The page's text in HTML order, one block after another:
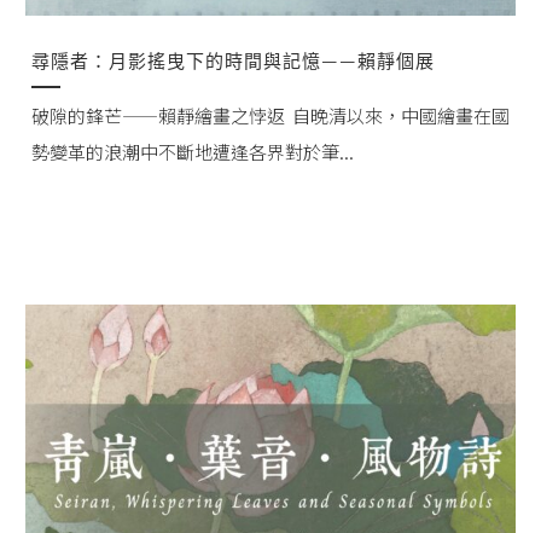
尋隱者：月影搖曳下的時間與記憶——賴靜個展
破隙的鋒芒——賴靜繪畫之悖返 自晚清以來，中國繪畫在國
勢變革的浪潮中不斷地遭逢各界對於筆...